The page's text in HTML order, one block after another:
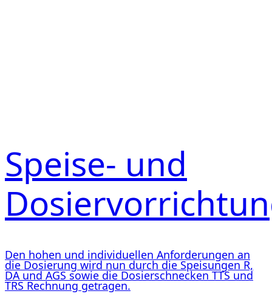
Speise- und
Den hohen und individuellen Anforderungen an
die Dosierung wird nun durch die Speisungen R,
DA und AGS sowie die Dosierschnecken TTS und
TRS Rechnung getragen.